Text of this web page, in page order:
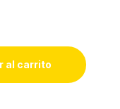
al carrito